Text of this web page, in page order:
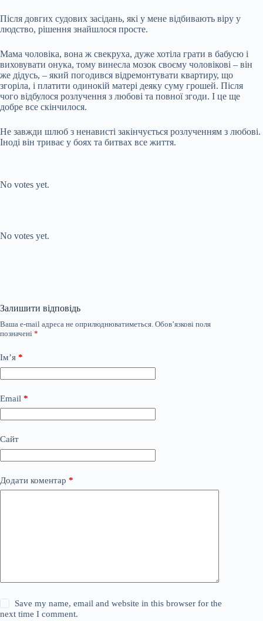
Після довгих судових засідань, які у мене відбивають віру у
людство, рішення знайшлося просте.
Мама чоловіка, вона ж свекруха, дуже хотіла грати в бабусю і
виховувати онука, тому винесла мозок своєму чоловікові – він
же дідусь, – який погодився відремонтувати квартиру, що
згоріла, і платити одинокій матері деяку суму грошей. Після
чого відбулося розлучення з любові та повної згоди. І це ще
добре все скінчилося.
Не завжди шлюб з ненависті закінчується розлученням з любові.
Іноді він триває у боях та битвах все життя.
No votes yet.
No votes yet.
Залишити відповідь
Ваша e-mail адреса не оприлюднюватиметься. Обов’язкові поля
позначені *
Ім’я *
Email *
Сайт
Додати коментар *
Save my name, email and website in this browser for the
next time I comment.